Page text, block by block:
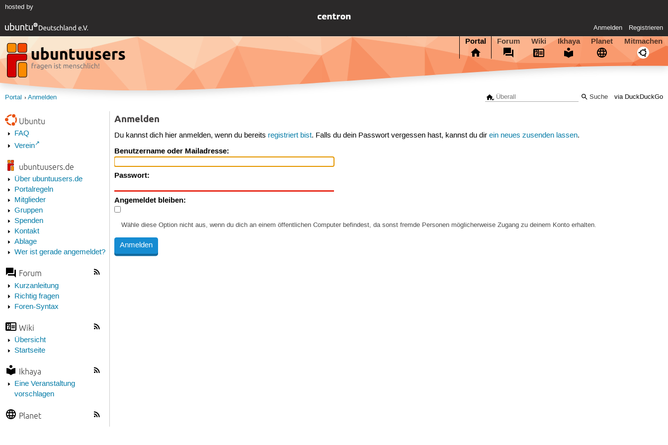
hosted by
Anmelden Registrieren
Portal Forum Wiki Ikhaya Planet Mitmachen
via DuckDuckGo
Portal Anmelden
Ubuntu
FAQ
Verein
ubuntuusers.de
Über ubuntuusers.de
Portalregeln
Mitglieder
Gruppen
Spenden
Kontakt
Ablage
Wer ist gerade angemeldet?
Forum
Kurzanleitung
Richtig fragen
Foren-Syntax
Wiki
Übersicht
Startseite
Ikhaya
Eine Veranstaltung
vorschlagen
Planet
Anmelden
Du kannst dich hier anmelden, wenn du bereits registriert bist. Falls du dein Passwort vergessen hast, kannst du direin neues zusenden lassen.
Benutzername oder Mailadresse:
Passwort:
Angemeldet bleiben:
Wähle diese Option nicht aus, wenn du dich an einem öffentlichen Computer befindest, da sonst fremde Personen möglicherweise Zugang zu deinem Konto erhalten.